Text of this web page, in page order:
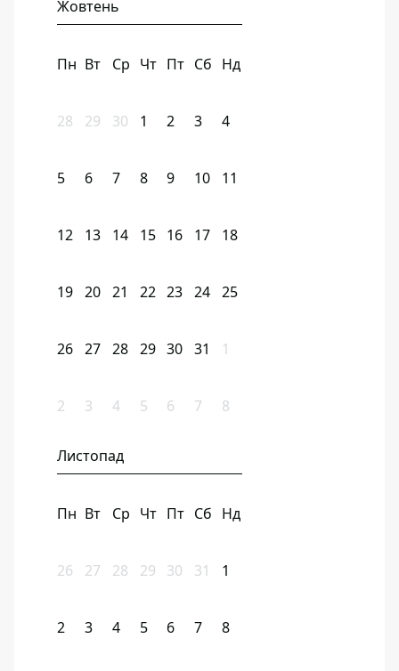
Жовтень
Пн Вт Ср Чт Пт Сб Нд
28 29 30 1 2 3 4
5 6 7 8 9 10 11
12 13 14 15 16 17 18
19 20 21 22 23 24 25
26 27 28 29 30 31 1
2 3 4 5 6 7 8
Листопад
Пн Вт Ср Чт Пт Сб Нд
26 27 28 29 30 31 1
2 3 4 5 6 7 8